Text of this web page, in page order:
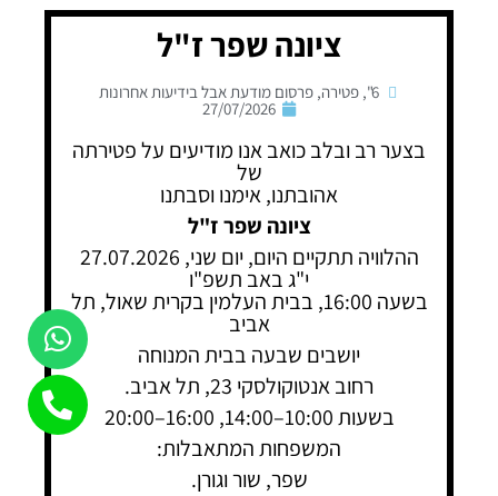
ציונה שפר ז"ל
6"
,פטירה,פרסום מודעת אבל בידיעות אחרונות
27/07/2026
בצער רב ובלב כואב אנו מודיעים על פטירתה
של
אהובתנו, אימנו וסבתנו
ציונה שפר ז"ל
ההלוויה תתקיים היום, יום שני, 27.07.2026
י"ג באב תשפ"ו
בשעה 16:00, בבית העלמין בקרית שאול, תל
אביב
יושבים שבעה בבית המנוחה
רחוב אנטוקולסקי 23, תל אביב.
בשעות 10:00–14:00, 16:00–20:00
המשפחות המתאבלות:
שפר, שור וגורן.